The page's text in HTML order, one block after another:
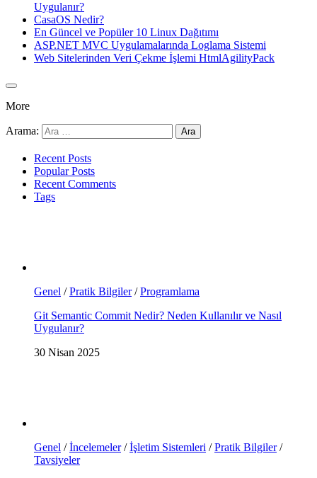
Uygulanır?
CasaOS Nedir?
En Güncel ve Popüler 10 Linux Dağıtımı
ASP.NET MVC Uygulamalarında Loglama Sistemi
Web Sitelerinden Veri Çekme İşlemi HtmlAgilityPack
More
Arama:
Recent Posts
Popular Posts
Recent Comments
Tags
Genel /Pratik Bilgiler/Programlama
Git Semantic Commit Nedir? Neden Kullanılır ve Nasıl
Uygulanır?
30 Nisan 2025
Genel /İncelemeler/İşletim Sistemleri /Pratik Bilgiler/
Tavsiyeler